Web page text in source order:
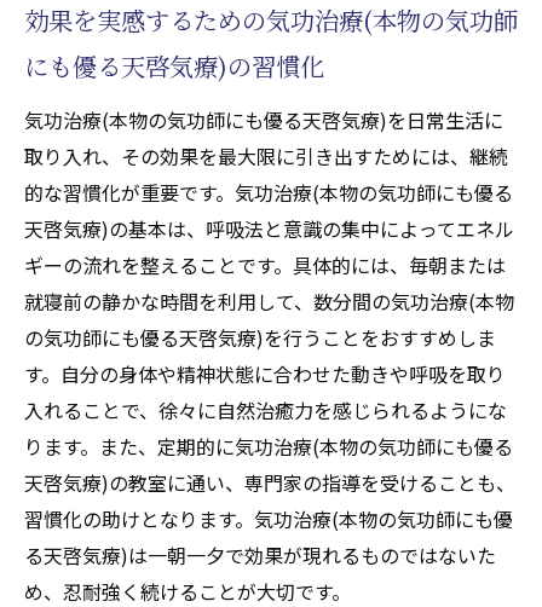
効果を実感するための気功治療(本物の気功師
にも優る天啓気療)の習慣化
気功治療(本物の気功師にも優る天啓気療)を日常生活に
取り入れ、その効果を最大限に引き出すためには、継続
的な習慣化が重要です。気功治療(本物の気功師にも優る
天啓気療)の基本は、呼吸法と意識の集中によってエネル
ギーの流れを整えることです。具体的には、毎朝または
就寝前の静かな時間を利用して、数分間の気功治療(本物
の気功師にも優る天啓気療)を行うことをおすすめしま
す。自分の身体や精神状態に合わせた動きや呼吸を取り
入れることで、徐々に自然治癒力を感じられるようにな
ります。また、定期的に気功治療(本物の気功師にも優る
天啓気療)の教室に通い、専門家の指導を受けることも、
習慣化の助けとなります。気功治療(本物の気功師にも優
る天啓気療)は一朝一夕で効果が現れるものではないた
め、忍耐強く続けることが大切です。